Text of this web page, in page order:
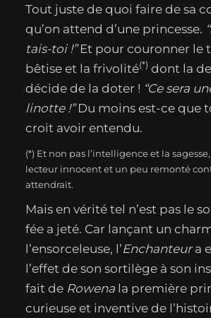
Tout juste de quoi faire de sa
qu’on attend d’une princesse.
tais-toi !”Et pour couronner le
bêtise et la frivolité(*) dont la
décide de la doter ! “Ce sera
linotte !”Du moins est-ce que
croit avoir entendu.
(*) Et non pas l’intelligence et la
lecteur innocent et un peu remonté
attendrait.
Mais en vérité tel n’est pas le
fée a jeté. Car lançant un
l’ensorceleuse, l’Enchanteura
l’effet de son sortilège à son
fait de Rowena la première
curieuse et inventive de